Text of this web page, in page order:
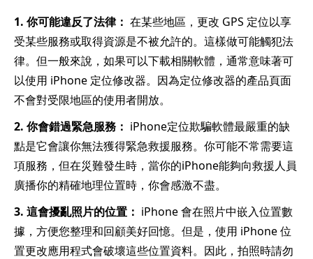
1. 你可能違反了法律： 在某些地區，更改 GPS 定位以享
受某些服務或取得資源是不被允許的。這樣做可能觸犯法
律。但一般來說，如果可以下載相關軟體，通常意味著可
以使用 iPhone 定位修改器。因為定位修改器的產品頁面
不會對受限地區的使用者開放。
2. 你會錯過緊急服務： iPhone定位欺騙軟體最嚴重的缺
點是它會讓你無法獲得緊急救援服務。你可能不常需要這
項服務，但在災難發生時，當你的iPhone能夠向救援人員
廣播你的精確地理位置時，你會感激不盡。
3. 這會擾亂照片的位置： iPhone 會在照片中嵌入位置數
據，方便您整理和回顧美好回憶。但是，使用 iPhone 位
置更改應用程式會破壞這些位置資料。因此，拍照時請勿